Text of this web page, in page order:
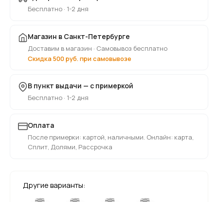
Бесплатно · 1-2 дня
Магазин в Санкт-Петербурге
Доставим в магазин · Самовывоз бесплатно
Скидка 500 руб. при самовывозе
В пункт выдачи — с примеркой
Бесплатно · 1-2 дня
Оплата
После примерки: картой, наличными. Онлайн: карта,
Сплит, Долями, Рассрочка
Другие варианты: